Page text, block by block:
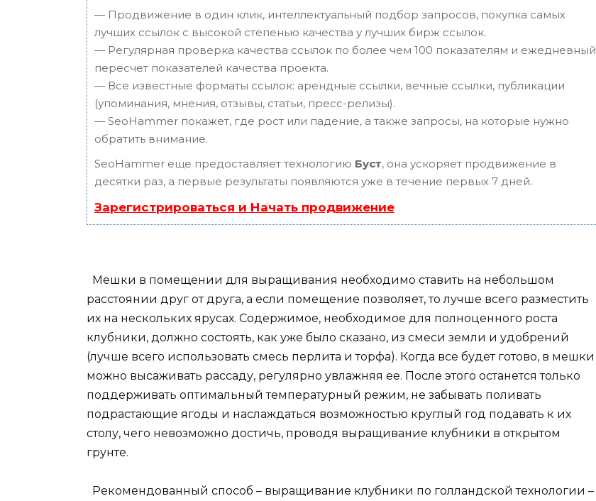
— Продвижение в один клик, интеллектуальный подбор запросов, покупка самых
лучших ссылок с высокой степенью качества у лучших бирж ссылок.
— Регулярная проверка качества ссылок по более чем 100 показателям и ежедневный
пересчет показателей качества проекта.
— Все известные форматы ссылок: арендные ссылки, вечные ссылки, публикации
(упоминания, мнения, отзывы, статьи, пресс-релизы).
— SeoHammer покажет, где рост или падение, а также запросы, на которые нужно
обратить внимание.
SeoHammer еще предоставляет технологию Буст, она ускоряет продвижение в
десятки раз, а первые результаты появляются уже в течение первых 7 дней.
Зарегистрироваться и Начать продвижение
Мешки в помещении для выращивания необходимо ставить на небольшом
расстоянии друг от друга, а если помещение позволяет, то лучше всего разместить
их на нескольких ярусах. Содержимое, необходимое для полноценного роста
клубники, должно состоять, как уже было сказано, из смеси земли и удобрений
(лучше всего использовать смесь перлита и торфа). Когда все будет готово, в мешки
можно высаживать рассаду, регулярно увлажняя ее. После этого останется только
поддерживать оптимальный температурный режим, не забывать поливать
подрастающие ягоды и наслаждаться возможностью круглый год подавать к их
столу, чего невозможно достичь, проводя выращивание клубники в открытом
грунте.
Рекомендованный способ – выращивание клубники по голландской технологии –